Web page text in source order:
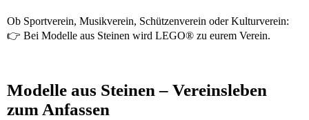
Ob Sportverein, Musikverein, Schützenverein oder Kulturverein:
👉 Bei Modelle aus Steinen wird LEGO® zu eurem Verein.
Modelle aus Steinen – Vereinsleben
zum Anfassen